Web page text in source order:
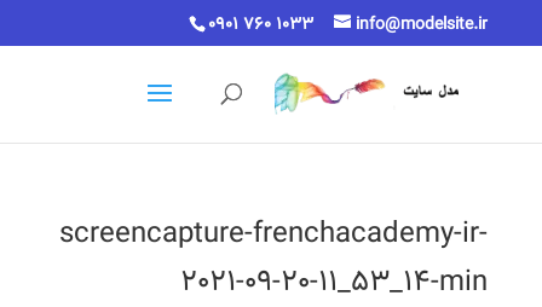
0901 760 1033 info@modelsite.ir
screencapture-frenchacademy-ir-
2021-09-20-11_53_14-min